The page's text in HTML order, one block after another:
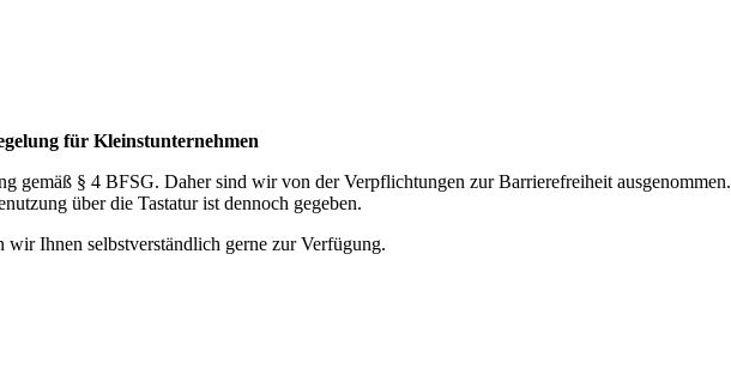
für Kleinstunternehmen
gemäß § 4 BFSG. Daher sind wir von der Verpflichtungen zur Barrierefreiheit ausgenommen.
über die Tastatur ist dennoch gegeben.
Ihnen selbstverständlich gerne zur Verfügung.